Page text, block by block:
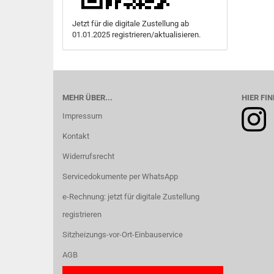
Jetzt für die digitale Zustellung ab
01.01.2025 registrieren/aktualisieren.
MEHR ÜBER...
Impressum
Kontakt
Widerrufsrecht
Servicedokumente per WhatsApp
e-Rechnung: jetzt für digitale Zustellung
registrieren
Sitzheizungs-vor-Ort-Einbauservice
AGB
HIER